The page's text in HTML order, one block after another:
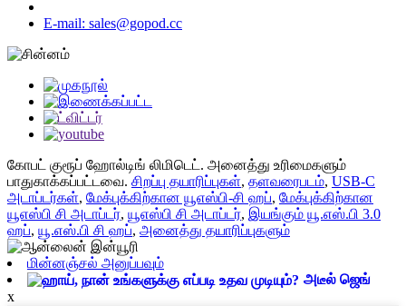
E-mail: sales@gopod.cc
கோபட் குரூப் ஹோல்டிங் லிமிடெட். அனைத்து உரிமைகளும்
பாதுகாக்கப்பட்டவை. சிறப்பு தயாரிப்புகள், தளவரைபடம், USB-C
அடாப்டர்கள், மேக்புக்கிற்கான யூஎஸ்பி-சி ஹப், மேக்புக்கிற்கான
யூஎஸ்பி சி அடாப்டர், யூஎஸ்பி சி அடாப்டர், இயங்கும் யூ.எஸ்.பி 3.0
ஹப், யூ.எஸ்.பி சி ஹப், அனைத்து தயாரிப்புகளும்
மின்னஞ்சல் அனுப்பவும்
அடீல் ஜெங்
x